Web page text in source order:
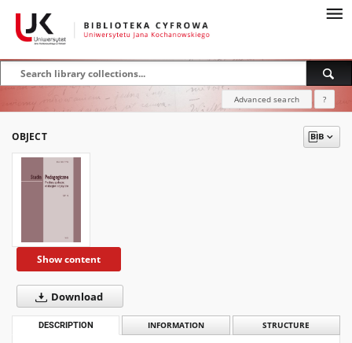
Advanced search ?
OBJECT
Show content
Download
DESCRIPTION INFORMATION STRUCTURE